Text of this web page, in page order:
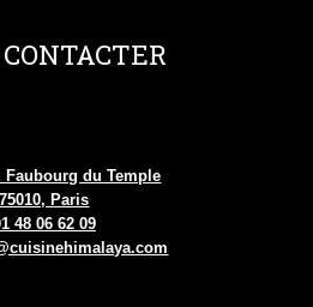
Faubourg du Temple
75010, Paris
48 06 62 09